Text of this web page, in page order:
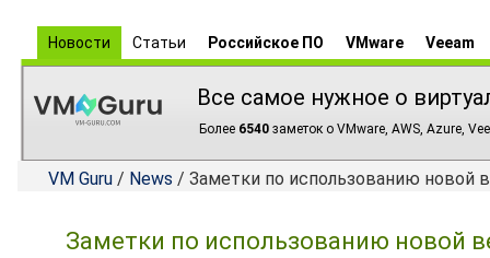
Новости Статьи Российское ПО VMware Veeam
Все самое нужное о
Более 6540 заметок о VMware, AWS, Azure,
VM Guru / News / Заметки по использованию новой
Заметки по использованию новой